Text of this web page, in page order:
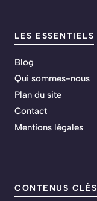
LES ESSENTIELS
Blog
Qui sommes-nous
Plan du site
Contact
Mentions légales
CONTENUS CLÉS